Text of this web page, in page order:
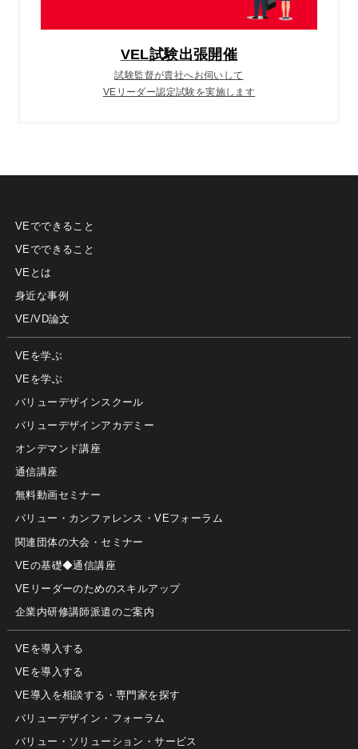
VEL試験出張開催
試験監督が貴社へお伺いして
VEリーダー認定試験を実施します
VEでできること
VEでできること
VEとは
身近な事例
VE/VD論文
VEを学ぶ
VEを学ぶ
バリューデザインスクール
バリューデザインアカデミー
オンデマンド講座
通信講座
無料動画セミナー
バリュー・カンファレンス・VEフォーラム
関連団体の大会・セミナー
VEの基礎◆通信講座
VEリーダーのためのスキルアップ
企業内研修講師派遣のご案内
VEを導入する
VEを導入する
VE導入を相談する・専門家を探す
バリューデザイン・フォーラム
バリュー・ソリューション・サービス